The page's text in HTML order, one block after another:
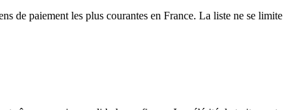
de paiement les plus courantes en France. La liste ne se limite